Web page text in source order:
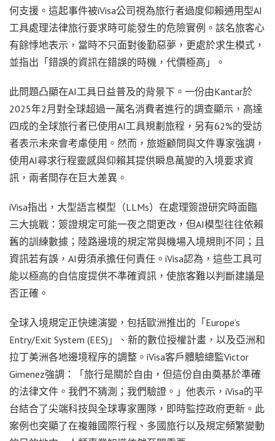
何支援。這起事件被iVisa公司視為旅行者過度仰賴通用型AI
工具處理法律旅行要求時可能發生的危險實例。該名旅客心
有餘悸地表示，當時不只面對後勤惡夢，更處於求生模式，
並指出「錯誤的資訊在錯誤的時機，代價極高」。
此問題凸顯在AI工具日益普及的背景下。一份由Kantar於
2025年2月對全球超過一萬名消費者進行的調查顯示，高達
四成的全球旅行者已使用AI工具規劃旅程，另有62%的受訪
者表示未來會考慮使用。然而，旅遊顧問與文件專家強調，
使用AI尋求行程靈感與仰賴其提供瞬息萬變的入境要求資
訊，兩者間存在巨大差異。
iVisa指出，大型語言模型（LLMs）在處理簽證研究時面臨
三大挑戰：簽證規定可能一夜之間更改，但AI模型往往依賴
舊的訓練數據；陸路邊境的規定常與機場入境規則不同；且
資訊若有誤，AI毋須承擔任何責任。iVisa認為，這些工具可
能以極高的自信度提供不準確資訊，使旅客難以判斷建議是
否正確。
全球入境規定正快速演變，包括歐洲推出的「Europe’s
Entry/Exit System (EES)」、新的數位授權計畫，以及亞洲和
拉丁美洲各地邊境程序的調整。iVisa客戶體驗總監Victor
Gimenez強調：「旅行是關於自由，但這份自由奠基於準確
的法律文件。我們不猜測；我們驗證。」他表示，iVisa的平
台結合了尖端科技與全球專家團隊，即時監控政府更新。此
案例也突顯了在複雜國際行程、多國旅行以及規定頻繁變動